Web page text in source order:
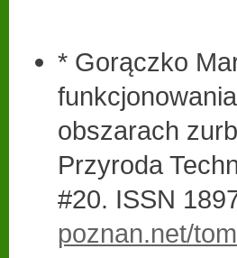
* Gorączko
obszarach
Przyroda
#20. ISSN
poznan.net/